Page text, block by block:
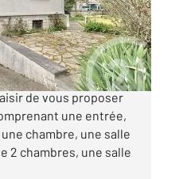
€
groupe
de vous proposer
une entrée,
chambre, une salle
2 chambres, une salle